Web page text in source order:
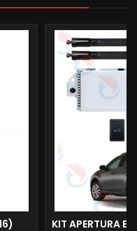
KIT APERTURA